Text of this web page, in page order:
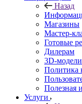
Назад
Магазины
Мастер-
Готовые
Дилерам
3D-
Политика
Полезная
Услуги